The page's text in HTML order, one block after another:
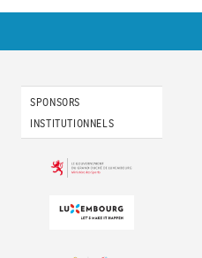
SPONSORS
INSTITUTIONNELS